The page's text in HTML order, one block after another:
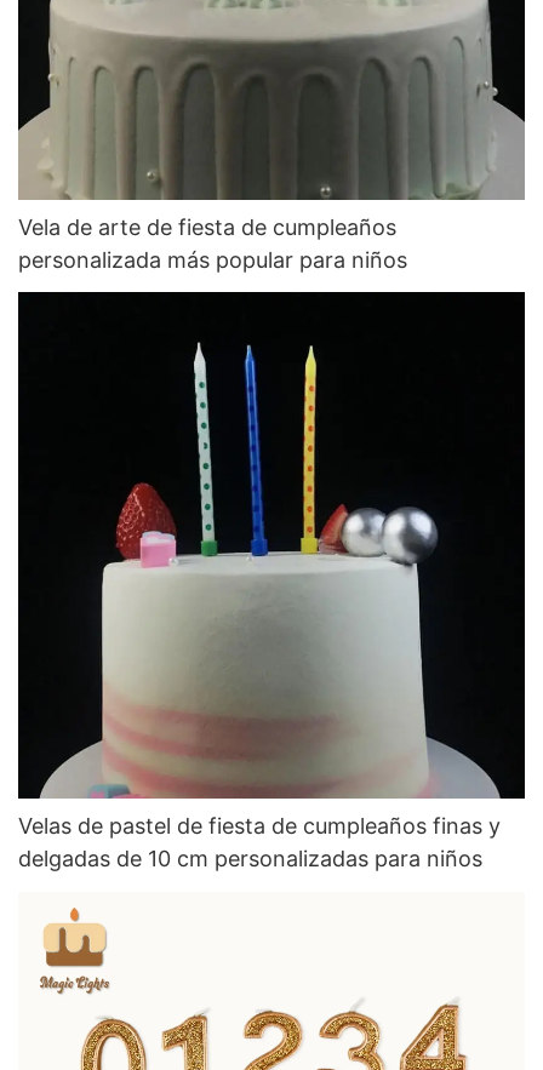
Vela de arte de fiesta de cumpleaños
personalizada más popular para niños
Velas de pastel de fiesta de cumpleaños finas y
delgadas de 10 cm personalizadas para niños